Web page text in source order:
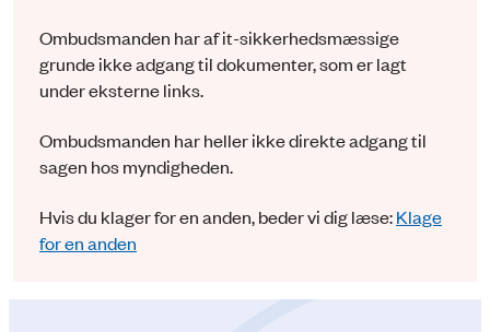
Ombudsmanden har af it-sikkerhedsmæssige
grunde ikke adgang til dokumenter, som er lagt
under eksterne links.
Ombudsmanden har heller ikke direkte adgang til
sagen hos myndigheden.
Hvis du klager for en anden, beder vi dig læse:Klage
for en anden